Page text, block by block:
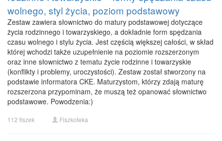
wolnego, styl życia, poziom podstawowy
Zestaw zawiera słownictwo do matury podstawowej dotyczące
życia rodzinnego i towarzyskiego, a dokładnie form spędzania
czasu wolnego i stylu życia. Jest częścią większej całości, w skład
której wchodzi także uzupełnienie na poziomie rozszerzonym
oraz inne słownictwo z tematu życie rodzinne i towarzyskie
(konflikty i problemy, uroczystości). Zestaw został stworzony na
podstawie informatora CKE. Maturzystom, którzy zdają maturę
rozszerzona przypominam, że muszą też opanować słownictwo
podstawowe. Powodzenia:)
112 fiszek Fiszkoteka